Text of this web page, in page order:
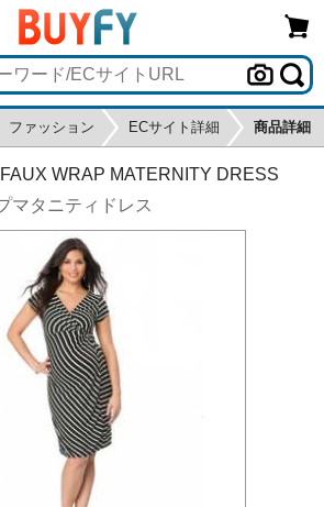
ファッション ECサイト詳細 商品詳細
WRAP MATERNITY DRESS
マタニティドレス